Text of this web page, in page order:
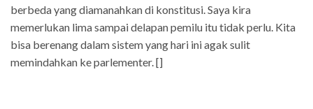
berbeda yang diamanahkan di konstitusi. Saya kira
memerlukan lima sampai delapan pemilu itu tidak perlu. Kita
bisa berenang dalam sistem yang hari ini agak sulit
memindahkan ke parlementer. []